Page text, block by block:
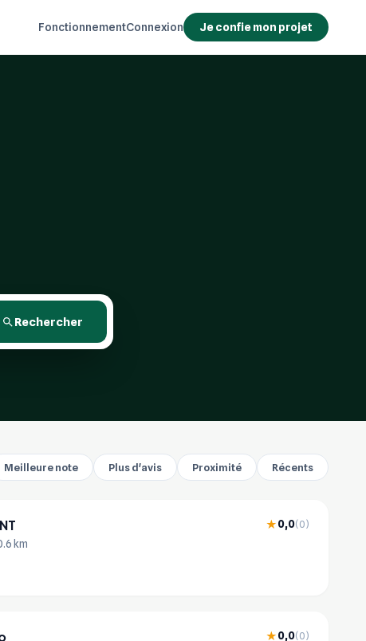
FonctionnementConnexion Je confie mon projet
Rechercher
Meilleure note Plus d'avis Proximité Récents
★0,0(0)
km
★0,0(0)